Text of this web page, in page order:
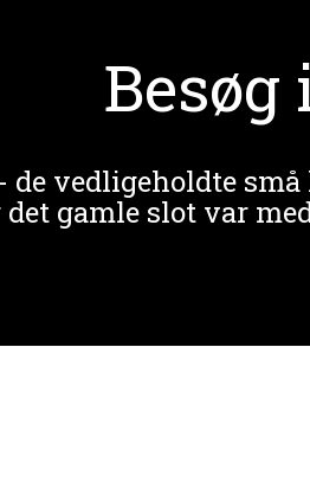
vedligeholdte
det gamle slot var